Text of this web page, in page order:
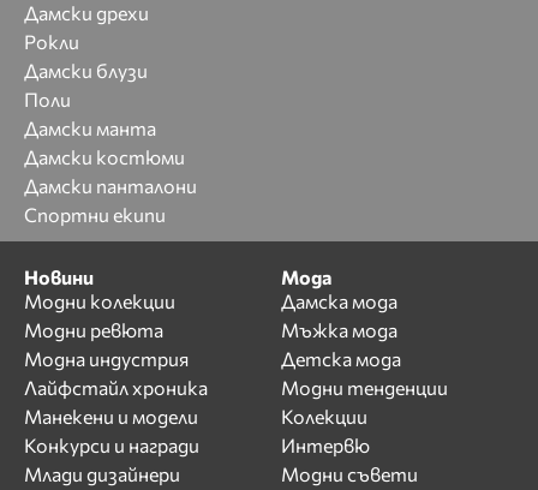
Дамски дрехи
Рокли
Дамски блузи
Поли
Дамски манта
Дамски костюми
Дамски панталони
Спортни екипи
Новини
Модни колекции
Модни ревюта
Модна индустрия
Лайфстайл хроника
Манекени и модели
Конкурси и награди
Млади дизайнери
Мода
Дамска мода
Мъжка мода
Детска мода
Модни тенденции
Колекции
Интервю
Модни съвети